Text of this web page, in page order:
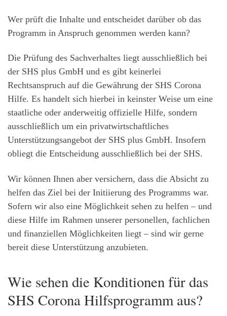
Wer prüft die Inhalte und entscheidet darüber ob das
Programm in Anspruch genommen werden kann?
Die Prüfung des Sachverhaltes liegt ausschließlich bei
der SHS plus GmbH und es gibt keinerlei
Rechtsanspruch auf die Gewährung der SHS Corona
Hilfe. Es handelt sich hierbei in keinster Weise um eine
staatliche oder anderweitig offizielle Hilfe, sondern
ausschließlich um ein privatwirtschaftliches
Unterstützungsangebot der SHS plus GmbH. Insofern
obliegt die Entscheidung ausschließlich bei der SHS.
Wir können Ihnen aber versichern, dass die Absicht zu
helfen das Ziel bei der Initiierung des Programms war.
Sofern wir also eine Möglichkeit sehen zu helfen – und
diese Hilfe im Rahmen unserer personellen, fachlichen
und finanziellen Möglichkeiten liegt – sind wir gerne
bereit diese Unterstützung anzubieten.
Wie sehen die Konditionen für das
SHS Corona Hilfsprogramm aus?